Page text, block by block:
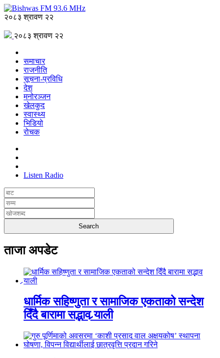
२०८३ श्रावण २२
२०८३ श्रावण २२
समाचार
राजनीति
सूचना-प्रविधि
देश
मनोरञ्जन
खेलकुद
स्वास्थ्य
भिडियो
रोचक
Listen Radio
ताजा अपडेट
धार्मिक सहिष्णुता र सामाजिक एकताको सन्देश
दिँदै बारामा सद्भाव र्‍याली